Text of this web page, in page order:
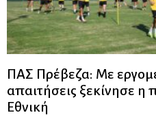
ΠΑΣ Πρέβεζα: Με
απαιτήσεις ξεκίνησε η
Εθνική